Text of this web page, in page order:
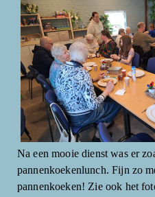
Na een mooie dienst was er
pannenkoekenlunch. Fijn zo
pannenkoeken! Zie ook het